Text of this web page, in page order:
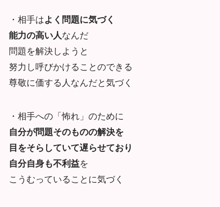
・相手はよく問題に気づく
能力の高い人なんだ
問題を解決しようと
努力し呼びかけることのできる
尊敬に価する人なんだと気づく
・相手への「怖れ」のために
自分が問題そのものの解決を
目をそらしていて遅らせており
自分自身も不利益を
こうむっていることに気づく